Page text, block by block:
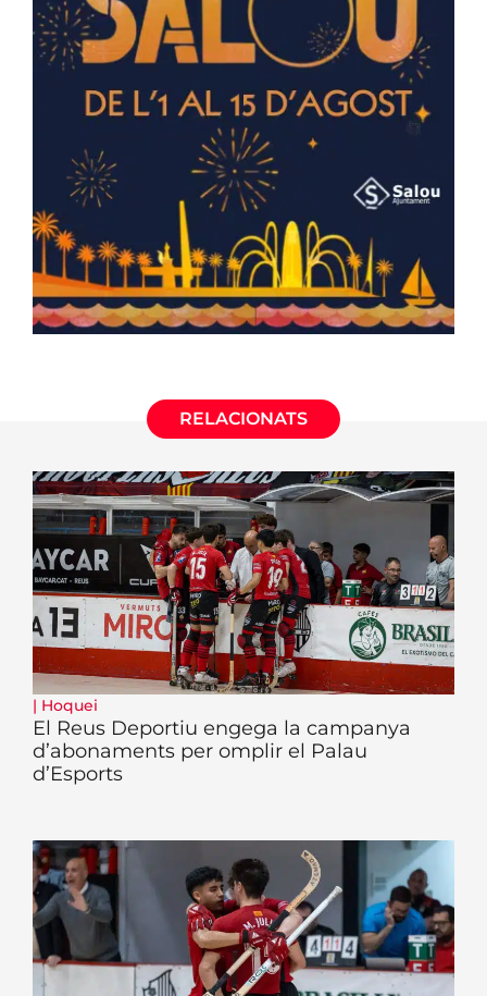
RELACIONATS
| Hoquei
El Reus Deportiu engega la campanya
d’abonaments per omplir el Palau
d’Esports